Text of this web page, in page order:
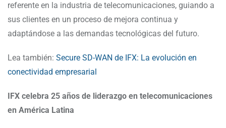
referente en la industria de telecomunicaciones, guiando a
sus clientes en un proceso de mejora continua y
adaptándose a las demandas tecnológicas del futuro.
Lea también: Secure SD-WAN de IFX: La evolución en
conectividad empresarial
IFX celebra 25 años de liderazgo en telecomunicaciones
en América Latina